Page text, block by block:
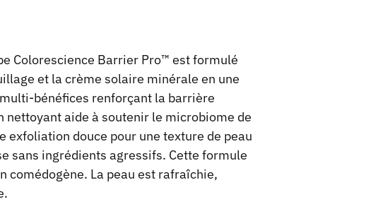
Colorescience Barrier Pro™ est formulé
et la crème solaire minérale en une
bénéfices renforçant la barrière
nettoyant aide à soutenir le microbiome de
exfoliation douce pour une texture de peau
sans ingrédients agressifs. Cette formule
comédogène. La peau est rafraîchie,